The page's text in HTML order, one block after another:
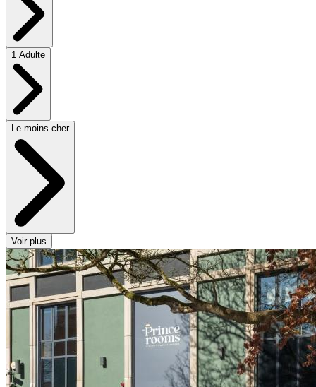
1 Adulte
Le moins cher
Voir plus